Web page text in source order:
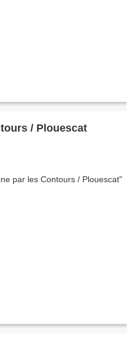
/ Plouescat